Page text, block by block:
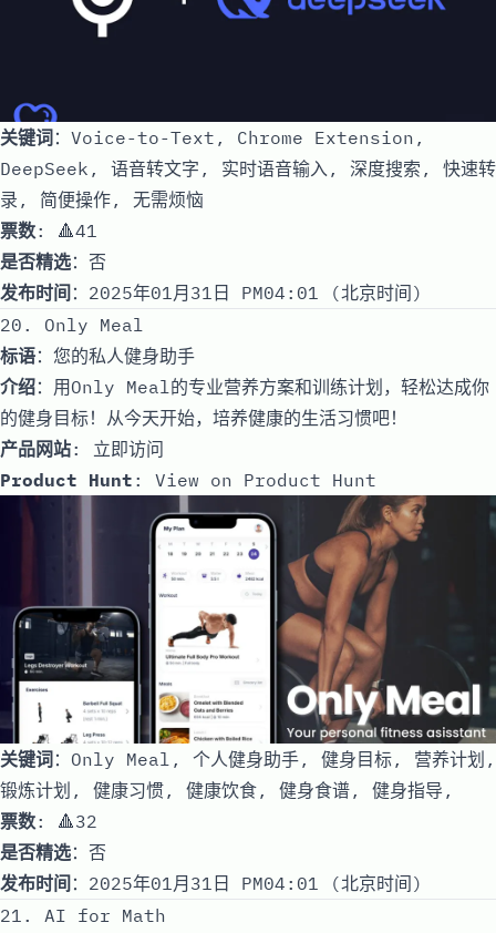
关键词：Voice-to-Text, Chrome Extension,
DeepSeek, 语音转文字, 实时语音输入, 深度搜索, 快速转
录, 简便操作, 无需烦恼
票数: 🔺41
是否精选：否
发布时间 ：2025年01月31日 PM04:01 (北京时间)
20. Only Meal
标语：您的私人健身助手
介绍：用Only Meal的专业营养方案和训练计划，轻松达成你
的健身目标！从今天开始，培养健康的生活习惯吧！
产品网站: 立即访问
Product Hunt : View on Product Hunt
关键词：Only Meal, 个人健身助手, 健身目标, 营养计划,
锻炼计划, 健康习惯, 健康饮食, 健身食谱, 健身指导,
票数: 🔺32
是否精选：否
发布时间 ：2025年01月31日 PM04:01 (北京时间)
21. AI for Math